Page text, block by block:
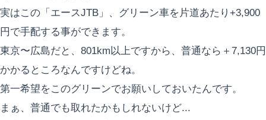
実はこの「エースJTB」、グリーン車を片道あたり+3,900
円で手配する事ができます。
東京〜広島だと、801km以上ですから、普通なら＋7,130円
かかるところなんですけどね。
第一希望をこのグリーンでお願いしておいたんです。
まぁ、普通でも取れたかもしれないけど...